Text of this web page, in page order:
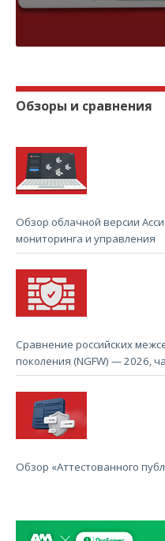
Обзоры и сравнения
Обзор облачной версии
мониторинга и управления
Сравнение российских
поколения (NGFW) — 2026,
Обзор «Аттестованного